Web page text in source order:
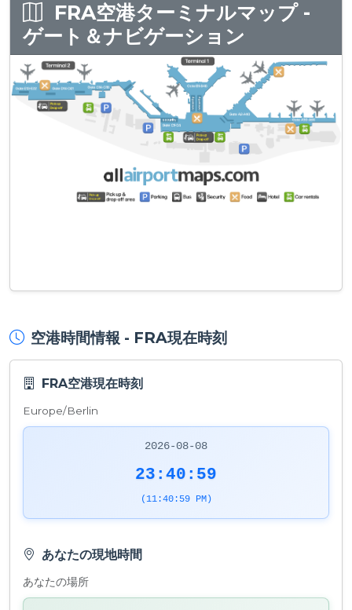
FRA空港ターミナルマップ -
ゲート＆ナビゲーション
空港時間情報 - FRA現在時刻
FRA空港現在時刻
Europe/Berlin
2026-08-08
23:40:59
(11:40:59 PM)
あなたの現地時間
あなたの場所